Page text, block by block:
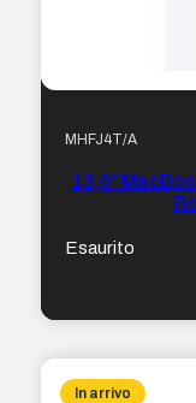
MHFJ4T/A
13,0″
Esaurito
In arrivo